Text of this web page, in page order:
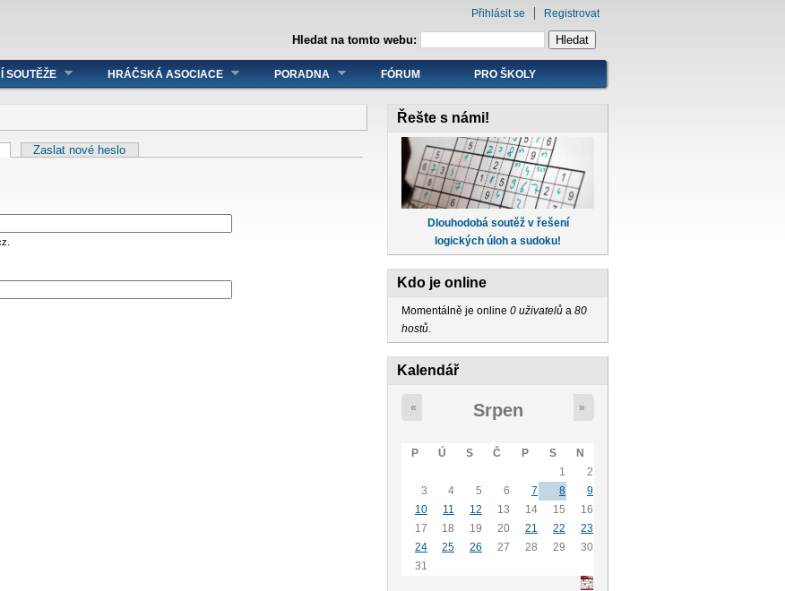
Hledat na tomto webu:
Přihlásit se Registrovat
SOUTĚŽE HRÁČSKÁ ASOCIACE PORADNA FÓRUM PRO ŠKOLY
Zaslat nové heslo
Řešte s námi!
Dlouhodobá soutěž v řešení
logických úloh a sudoku!
Kdo je online
Momentálně je online 0 uživatelů a 80
hostů.
Kalendář
« Srpen »
P Ú S Č P S
N
1
2
3
4 5 6 7 8
9
10
11 12 13 14 15
16
17
18 19 20 21 22
23
24
25 26 27 28 29
30
31